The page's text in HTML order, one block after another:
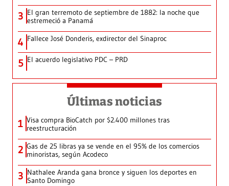
3 El gran terremoto de septiembre de 1882: la noche que
estremeció a Panamá
4 Fallece José Donderis, exdirector del Sinaproc
5 El acuerdo legislativo PDC – PRD
Últimas noticias
1 Visa compra BioCatch por $2.400 millones tras
reestructuración
2 Gas de 25 libras ya se vende en el 95% de los comercios
minoristas, según Acodeco
3 Nathalee Aranda gana bronce y siguen los deportes en
Santo Domingo